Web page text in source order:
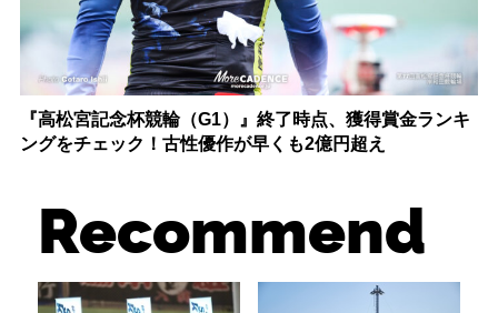
『高松宮記念杯競輪（G1）』終了時点、獲得賞金ランキ
ングをチェック！古性優作が早くも2億円超え
Recommend